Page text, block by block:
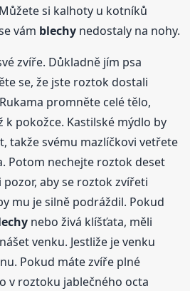
si kalhoty u kotníků
vám blechy nedostaly na nohy.
zvíře. Důkladně jím psa
se, že jste roztok dostali
promněte celé tělo,
k pokožce. Kastilské mýdlo by
takže svému mazlíčkovi vetřete
Potom nechejte roztok deset
aby se roztok zvířeti
mu je silně podráždil. Pokud
nebo živá klíšťata, měli
venku. Jestliže je venku
Pokud máte zvíře plné
v roztoku jablečného octa